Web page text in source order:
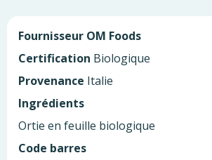
Fournisseur OM Foods
Certification Biologique
Provenance Italie
Ingrédients
Ortie en feuille biologique
Code barres